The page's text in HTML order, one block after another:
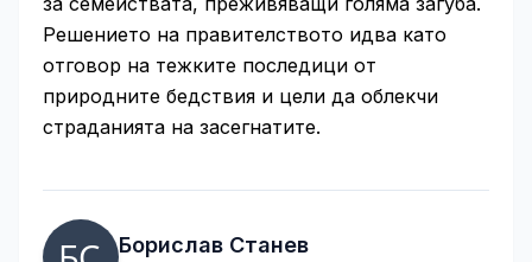
Решението на правителството идва като
отговор на тежките последици от
природните бедствия и цели да облекчи
страданията на засегнатите.
Борислав Станев